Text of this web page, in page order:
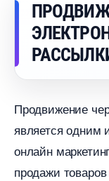
Продвижение
является
онлайн
продажи